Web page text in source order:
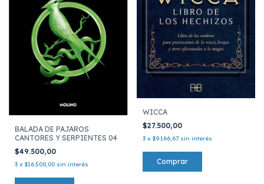
BALADA DE PAJAROS
CANTORES Y SERPIENTES 04
$49.500,00
3 x $16.500,00 sin interés
WICCA
$27.500,00
3 x $9.166,67 sin interés